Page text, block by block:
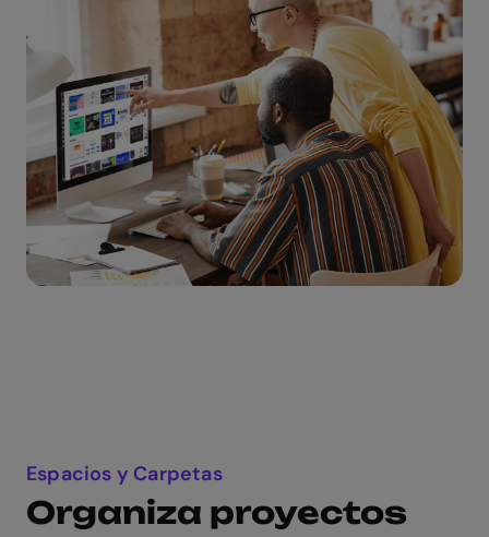
Espacios y Carpetas
Organiza proyectos